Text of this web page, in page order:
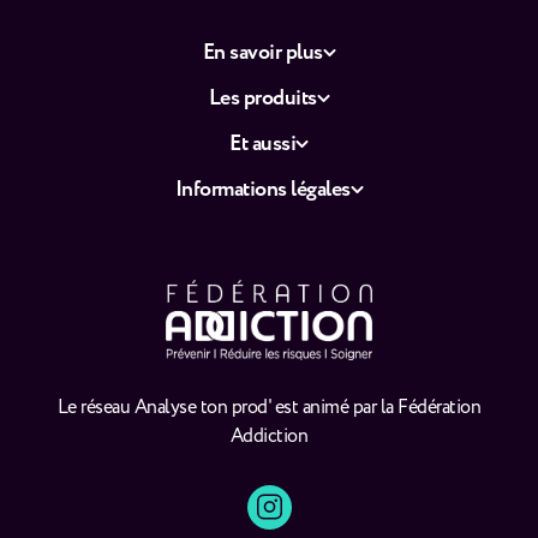
Le réseau Analyse ton prod' est animé par la Fédération
Addiction
En savoir plus
Les produits
Et aussi
Informations légales